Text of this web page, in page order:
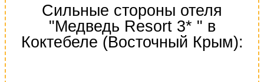
Сильные стороны отеля
"Медведь Resort 3* " в
Коктебеле (Восточный Крым):